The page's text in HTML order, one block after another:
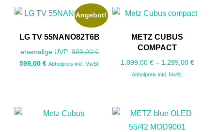
Angebot!
LG TV 55NANO82T6B
ehemalige UVP: 899,00€Ursprünglicher
599,00€Aktueller
Abholpreis inkl. MwSt.
METZ CUBUS
COMPACT
1.099,00 €– 1.299,00 €
Abholpreis inkl. MwSt.